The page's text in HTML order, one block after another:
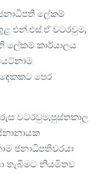
ලේකම්
එන්.එස්.ඒ වටරවුම,
ලේකම් කාර්යාලය
පෙර
වටරවුම,පුස්තකාල
ජනාධිපතිවරයා
තැබීමට නියමිතව